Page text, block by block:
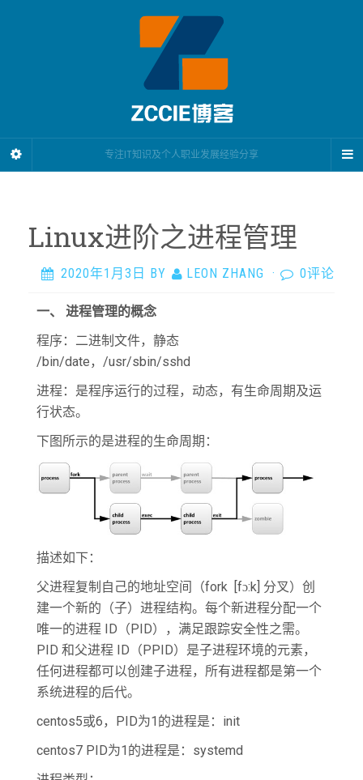
专注IT知识及个人职业发展经验分享
Linux进阶之进程管理
2020年1月3日 BY LEON ZHANG · 0评论
一、 进程管理的概念
程序：二进制文件，静态
/bin/date，/usr/sbin/sshd
进程：是程序运行的过程，动态，有生命周期及运
行状态。
下图所示的是进程的生命周期：
描述如下：
父进程复制自己的地址空间（fork [fɔ:k] 分叉）创
建一个新的（子）进程结构。每个新进程分配一个
唯一的进程 ID（PID），满足跟踪安全性之需。
PID 和父进程 ID（PPID）是子进程环境的元素，
任何进程都可以创建子进程，所有进程都是第一个
系统进程的后代。
centos5或6，PID为1的进程是：init
centos7 PID为1的进程是：systemd